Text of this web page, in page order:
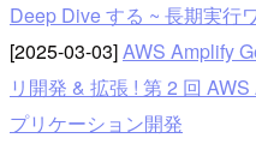
Deep Dive する ~ 長期実行
[2025-03-03]AWS Amplify
リ開発 & 拡張 ! 第 2 回
プリケーション開発